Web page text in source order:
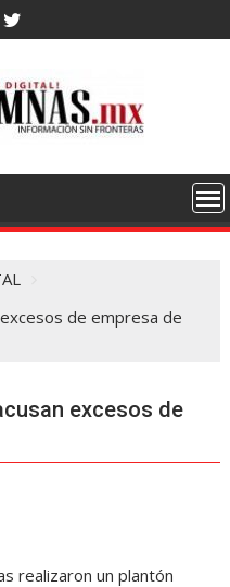
de empresa de
excesos de
realizaron un plantón